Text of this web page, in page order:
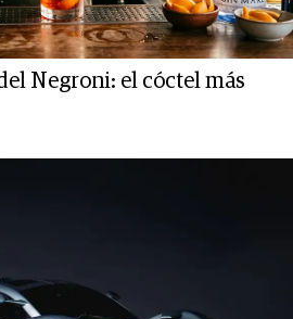
Negroni: el cóctel más